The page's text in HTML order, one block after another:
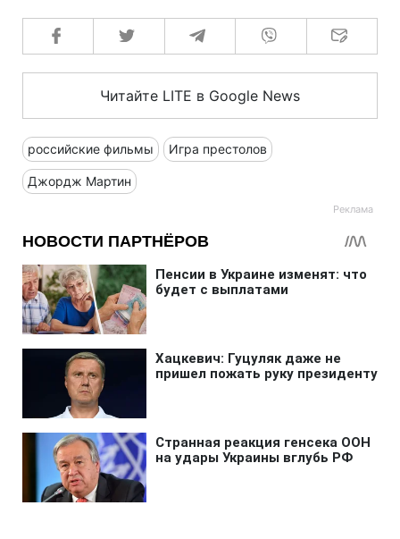
Читайте LITE в Google News
российские фильмы Игра престолов
Джордж Мартин